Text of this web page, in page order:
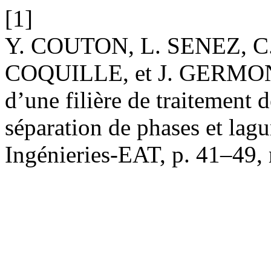
[1]
Y. COUTON, L. SENEZ,
COQUILLE, et J.
d’une filière de traitement
séparation de phases et
Ingénieries-EAT, p. 41–49,